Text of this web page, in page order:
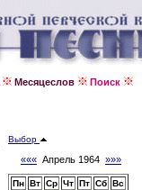
Месяцеслов
Поиск
Выбор
««« Апрель 1964 »»»
Пн Вт Ср Чт Пт Сб Вс